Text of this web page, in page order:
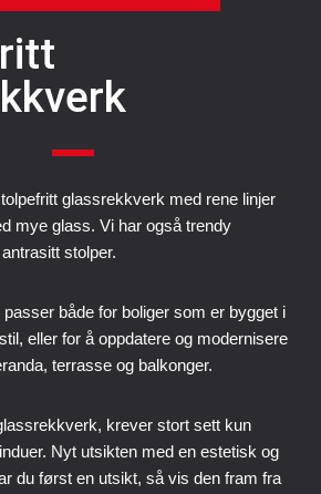
glassrekkverk med rene linjer
mye glass. Vi har også trendy
stolper.
både for boliger som er bygget i
eller for å oppdatere og modernisere
terrasse og balkonger.
krever stort sett kun
Nyt utsikten med en estetisk og
du først en utsikt, så vis den fram fra